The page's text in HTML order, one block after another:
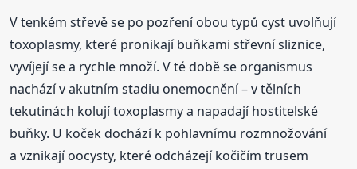
V tenkém střevě se po pozření obou typů cyst uvolňují
toxoplasmy, které pronikají buňkami střevní sliznice,
vyvíjejí se a rychle množí. V té době se organismus
nachází v akutním stadiu onemocnění – v tělních
tekutinách kolují toxoplasmy a napadají hostitelské
buňky. U koček dochází k pohlavnímu rozmnožování
a vznikají oocysty, které odcházejí kočičím trusem